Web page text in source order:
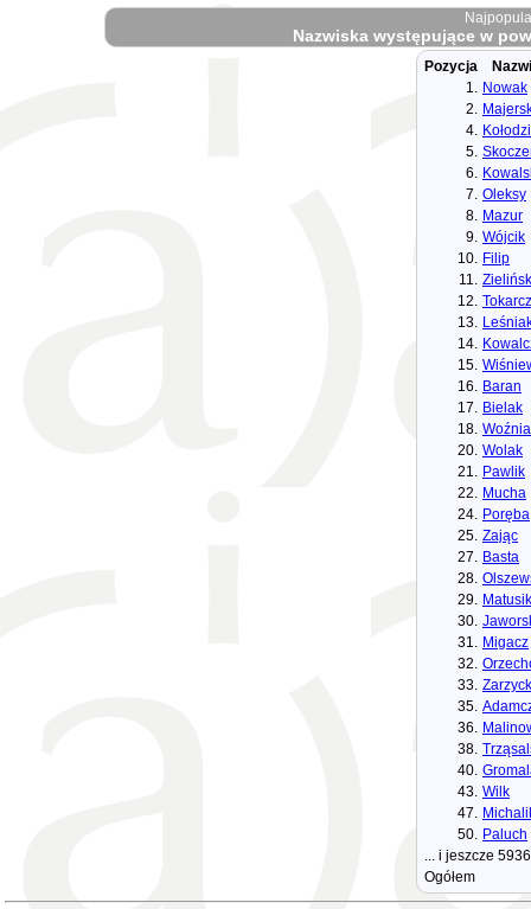
Nazwiska występujące w
Pozycja
1. Nowak
2.
4.
5.
6.
7. Oleksy
8. Mazur
9. Wójcik
10. Filip
11.
12.
13.
14.
15.
16. Baran
17. Bielak
18.
20. Wolak
21. Pawlik
22. Mucha
24. Poręba
25. Zając
27. Basta
28.
29. Matusik
30.
31. Migacz
32.
33.
35.
36.
38.
40.
43. Wilk
47.
50. Paluch
... i jeszcze
Ogółem